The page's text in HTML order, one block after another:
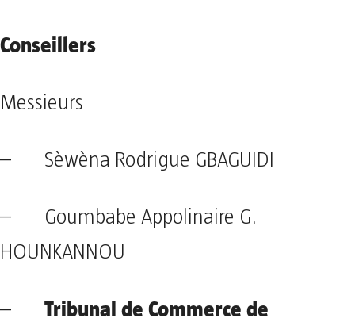
Conseillers
Messieurs
– Sèwèna Rodrigue GBAGUIDI
– Goumbabe Appolinaire G.
HOUNKANNOU
– Tribunal de Commerce de